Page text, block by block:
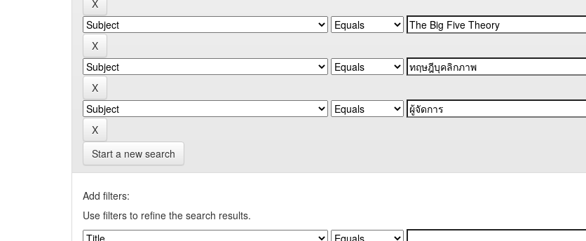
Start a new search
Add filters:
Use filters to refine the search results.